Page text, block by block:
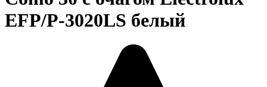
EFP/P-3020LS белый